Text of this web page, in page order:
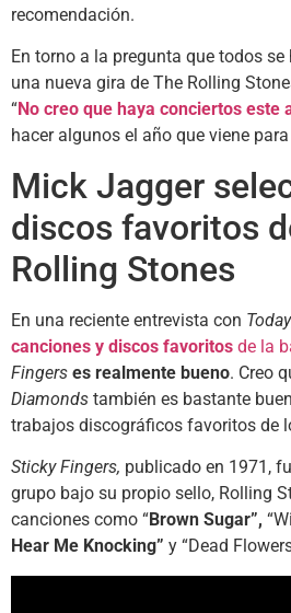
recomendación.
En torno a la pregunta que todos
una nueva gira de The Rolling
“No creo que haya conciertos este
hacer algunos el año que viene
Mick Jagger
discos favoritos
Rolling Stones
En una reciente entrevista con Today
canciones y discos favoritos de la
Fingers es realmente bueno. Creo
Diamonds también es bastante
trabajos discográficos favoritos de
Sticky Fingers, publicado en 1971,
grupo bajo su propio sello, Rolling
canciones como “Brown Sugar”,
Hear Me Knocking” y “Dead